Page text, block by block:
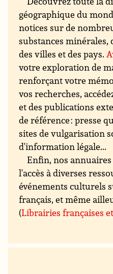
géographique du
notices sur de
substances minérales,
des villes et des pays.
votre exploration de
renforçant votre
vos recherches,
et des publications
de référence : presse
sites de vulgarisation
d'information légale...
Enfin, nos
l'accès à diverses
événements culturels
français, et même
(Librairies françaises